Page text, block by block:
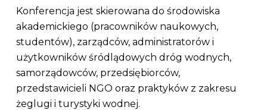
Konferencja jest skierowana do środowiska
akademickiego (pracowników naukowych,
studentów), zarządców, administratorów i
użytkowników śródlądowych dróg wodnych,
samorządowców, przedsiębiorców,
przedstawicieli NGO oraz praktyków z zakresu
żeglugi i turystyki wodnej.